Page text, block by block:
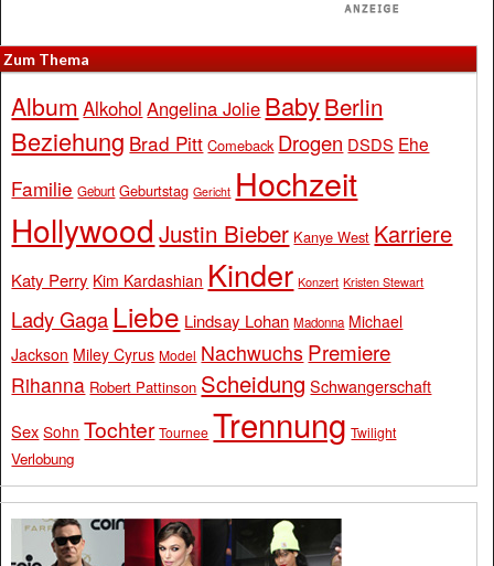
Zum Thema
Album Alkohol Angelina Jolie BabyBerlin
Beziehung Brad Pitt Comeback Drogen DSDS Ehe
Familie Geburt Geburtstag Gericht Hochzeit
Hollywood Justin Bieber Kanye West Karriere
Katy Perry Kim Kardashian Kinder Konzert Kristen Stewart
Lady Gaga Liebe Lindsay Lohan Madonna Michael
Jackson Miley Cyrus Model Nachwuchs Premiere
Rihanna Robert Pattinson Scheidung Schwangerschaft
Sex Sohn Tochter Tournee Trennung Twilight
Verlobung